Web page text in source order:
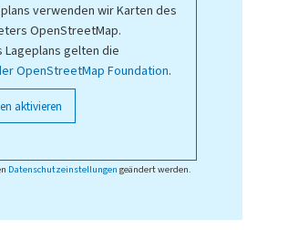
verwenden wir Karten des
OpenStreetMap.
Lageplans gelten die
OpenStreetMap Foundation.
aktivieren
Datenschutzeinstellungen geändert werden.